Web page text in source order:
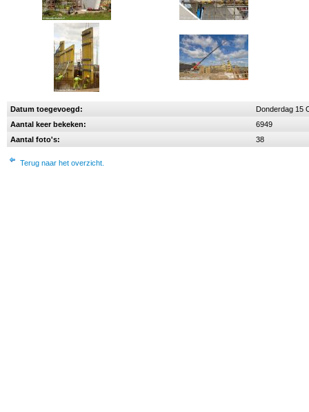
Datum toegevoegd:
Donderdag 15
Aantal keer bekeken:
6949
Aantal foto's:
38
Terug naar het overzicht.